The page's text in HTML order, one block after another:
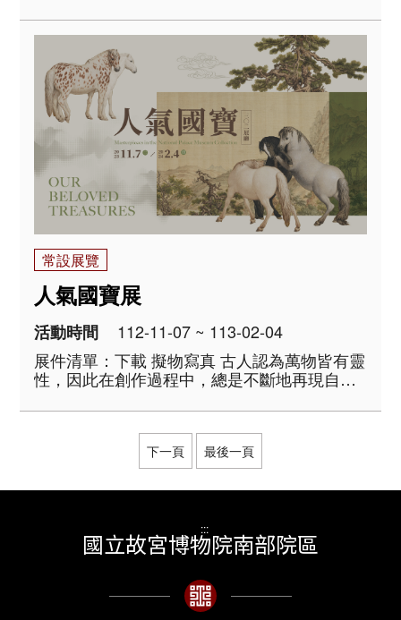
與小讀者互動，讓閱讀變得更加有趣。 地點：
兒童創意中心-小書房 時間：
112/11/18（六），14:00..
常設展覽
人氣國寶展
活動時間
112-11-07 ~ 113-02-04
展件清單：下載 擬物寫真 古人認為萬物皆有靈
性，因此在創作過程中，總是不斷地再現自然
畫樹、刻石、雕玉或製作陶瓷器，無一不是向
自然師法或取材自然。而在自然界中，活靈活
現的動物更是藝術家們創作的靈感泉源，在故
下一頁 最後一頁
:::
國立故宮博物院南部院區